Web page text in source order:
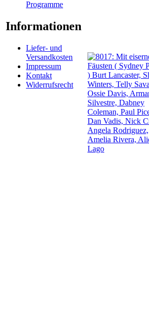
Programme
Informationen
Liefer- und
Versandkosten
Impressum
Kontakt
Widerrufsrecht